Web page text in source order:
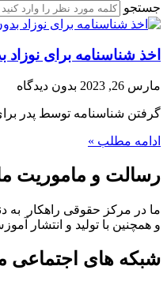
جستجو
اخذ شناسنامه برای نوزاد
مارس 26, 2023 بدون دیدگاه
گرفتن شناسنامه توسط پدر
ادامه مطلب »
رسالت و ماموریت
ما در مرکز حقوقی راهکار به
و همچنین با تولید و انتشار
شبکه های اجتماعی